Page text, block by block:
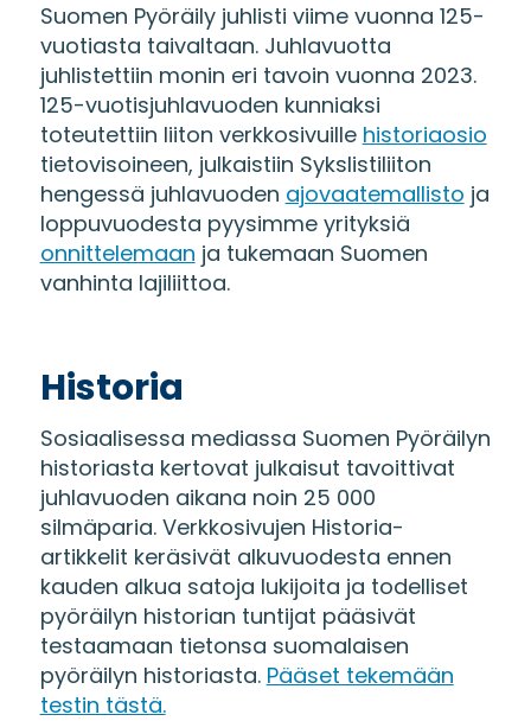
Suomen Pyöräily juhlisti viime vuonna 125-
vuotiasta taivaltaan. Juhlavuotta
juhlistettiin monin eri tavoin vuonna 2023.
125-vuotisjuhlavuoden kunniaksi
toteutettiin liiton verkkosivuille historiaosio
tietovisoineen, julkaistiin Sykslistiliiton
hengessä juhlavuoden ajovaatemallisto ja
loppuvuodesta pyysimme yrityksiä
onnittelemaan ja tukemaan Suomen
vanhinta lajiliittoa.
Historia
Sosiaalisessa mediassa Suomen Pyöräilyn
historiasta kertovat julkaisut tavoittivat
juhlavuoden aikana noin 25 000
silmäparia. Verkkosivujen Historia-
artikkelit keräsivät alkuvuodesta ennen
kauden alkua satoja lukijoita ja todelliset
pyöräilyn historian tuntijat pääsivät
testaamaan tietonsa suomalaisen
pyöräilyn historiasta. Pääset tekemään
testin tästä.